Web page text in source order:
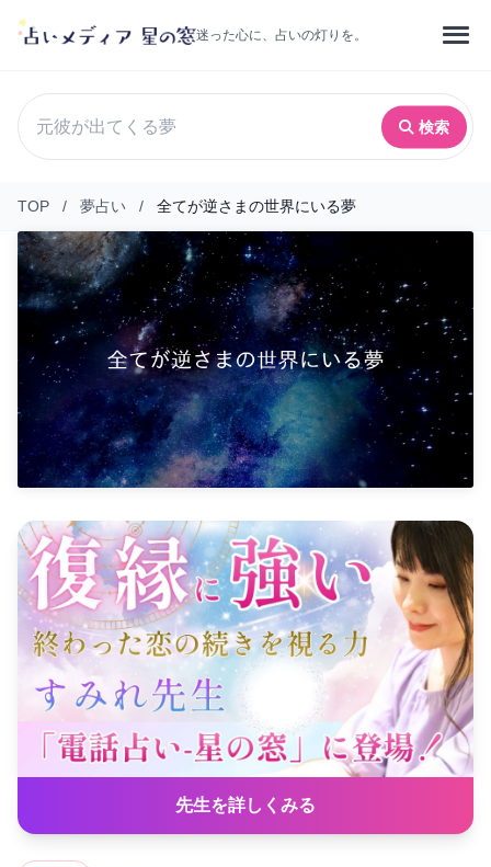
迷った心に、占いの灯りを。
検索
TOP / 夢占い / 全てが逆さまの世界にいる夢
先生を詳しくみる